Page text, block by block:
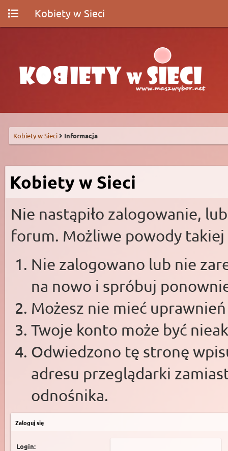
Kobiety w Sieci
Kobiety w Sieci Informacja
Kobiety w Sieci
Nie nastąpiło zalogowanie,
forum. Możliwe powody takiej
Nie zalogowano lub nie
na nowo i spróbuj
Możesz nie mieć
Twoje konto może być
Odwiedzono tę stronę
adresu przeglądarki
odnośnika.
Zaloguj się
Login: